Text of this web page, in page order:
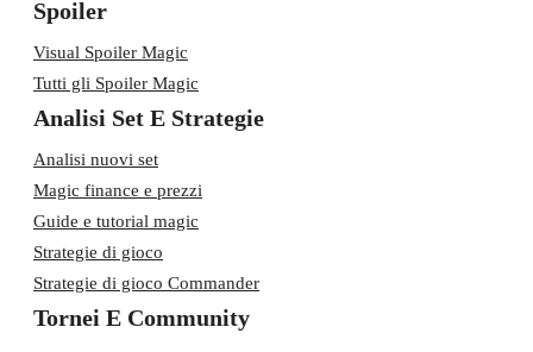
Spoiler
Visual Spoiler Magic
Tutti gli Spoiler Magic
Analisi Set E Strategie
Analisi nuovi set
Magic finance e prezzi
Guide e tutorial magic
Strategie di gioco
Strategie di gioco Commander
Tornei E Community